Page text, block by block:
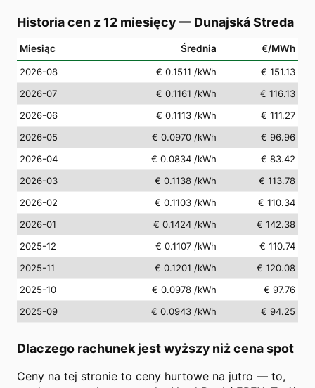
Historia cen z 12 miesięcy— Dunajská Streda
Miesiąc Średnia €/MWh
2026-08 € 0.1511 /kWh
€ 151.13
2026-07
€ 0.1161 /kWh
€ 116.13
2026-06
€ 0.1113 /kWh
€ 111.27
2026-05
€ 0.0970 /kWh
€ 96.96
2026-04
€ 0.0834 /kWh
€ 83.42
2026-03
€ 0.1138 /kWh
€ 113.78
2026-02
€ 0.1103 /kWh
€ 110.34
2026-01
€ 0.1424 /kWh
€ 142.38
2025-12
€ 0.1107 /kWh
€ 110.74
2025-11
€ 0.1201 /kWh
€ 120.08
2025-10
€ 0.0978 /kWh
€ 97.76
2025-09
€ 0.0943 /kWh € 94.25
Dlaczego rachunek jest wyższy niż cena spot
Ceny na tej stronie to ceny hurtowe na jutro — to,